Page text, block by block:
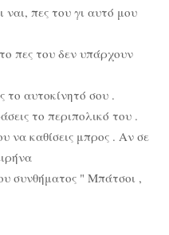
πες του γι αυτό μου
πες του δεν υπάρχουν
το αυτοκίνητό σου .
το περιπολικό του .
να καθίσεις μπρος . Αν σε
συνθήματος " Mπάτσοι ,